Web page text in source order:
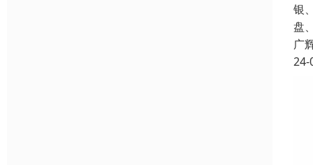
银
盘
广
24-